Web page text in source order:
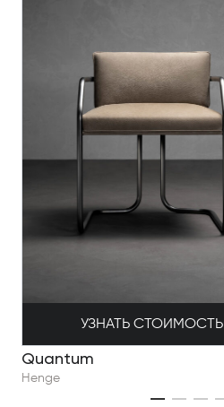
УЗНАТЬ СТОИМОСТЬ
Quantum
Henge